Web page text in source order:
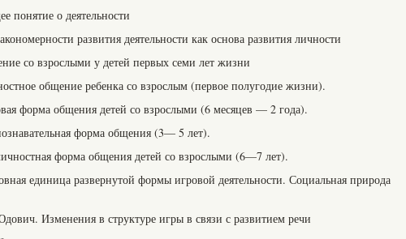
понятие о деятельности
развития деятельности как основа развития личности
со взрослыми у детей первых семи лет жизни
общение ребенка со взрослым (первое полугодие жизни).
форма общения детей со взрослыми (6 месяцев — 2 года).
форма общения (3— 5 лет).
форма общения детей со взрослыми (6—7 лет).
единица развернутой формы игровой деятельности. Социальная природа
Изменения в структуре игры в связи с развитием речи